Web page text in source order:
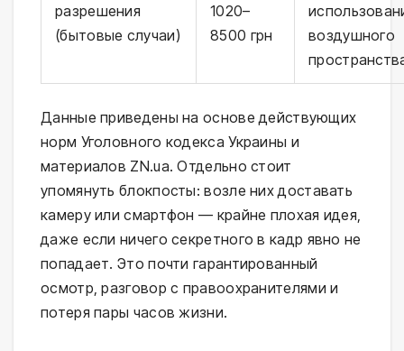
разрешения
(бытовые случаи)
1020–
8500 грн
воздушного
Данные приведены на основе действующих
норм Уголовного кодекса Украины и
материалов ZN.ua. Отдельно стоит
упомянуть блокпосты: возле них доставать
камеру или смартфон — крайне плохая идея,
даже если ничего секретного в кадр явно не
попадает. Это почти гарантированный
осмотр, разговор с правоохранителями и
потеря пары часов жизни.